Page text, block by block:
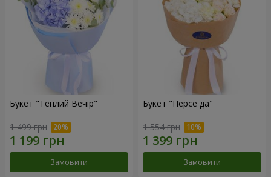
Букет "Теплий Вечір"
1 499 грн
Замовити
Букет "Персеїда"
1 554 грн
Замовити